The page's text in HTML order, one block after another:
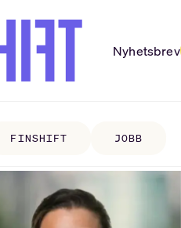
Nyhetsbrev
FINSHIFT JOBB